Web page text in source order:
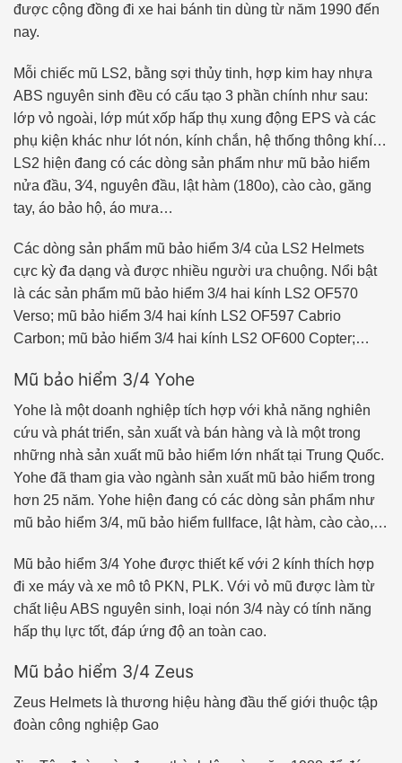
được cộng đồng đi xe hai bánh tin dùng từ năm 1990 đến
nay.
Mỗi chiếc mũ LS2, bằng sợi thủy tinh, hợp kim hay nhựa
ABS nguyên sinh đều có cấu tạo 3 phần chính như sau:
lớp vỏ ngoài, lớp mút xốp hấp thụ xung động EPS và các
phụ kiện khác như lót nón, kính chắn, hệ thống thông khí…
LS2 hiện đang có các dòng sản phẩm như mũ bảo hiểm
nửa đầu, 3⁄4, nguyên đầu, lật hàm (180o), cào cào, găng
tay, áo bảo hộ, áo mưa…
Các dòng sản phẩm mũ bảo hiểm 3/4 của LS2 Helmets
cực kỳ đa dạng và được nhiều người ưa chuộng. Nổi bật
là các sản phẩm mũ bảo hiểm 3/4 hai kính LS2 OF570
Verso; mũ bảo hiểm 3/4 hai kính LS2 OF597 Cabrio
Carbon; mũ bảo hiểm 3/4 hai kính LS2 OF600 Copter;…
Mũ bảo hiểm 3/4 Yohe
Yohe là một doanh nghiệp tích hợp với khả năng nghiên
cứu và phát triển, sản xuất và bán hàng và là một trong
những nhà sản xuất mũ bảo hiểm lớn nhất tại Trung Quốc.
Yohe đã tham gia vào ngành sản xuất mũ bảo hiểm trong
hơn 25 năm. Yohe hiện đang có các dòng sản phẩm như
mũ bảo hiểm 3/4, mũ bảo hiểm fullface, lật hàm, cào cào,…
Mũ bảo hiểm 3/4 Yohe được thiết kế với 2 kính thích hợp
đi xe máy và xe mô tô PKN, PLK. Với vỏ mũ được làm từ
chất liệu ABS nguyên sinh, loại nón 3/4 này có tính năng
hấp thụ lực tốt, đáp ứng độ an toàn cao.
Mũ bảo hiểm 3/4 Zeus
Zeus Helmets là thương hiệu hàng đầu thế giới thuộc tập
đoàn công nghiệp Gao